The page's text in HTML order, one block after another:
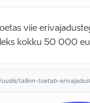
viie
kokku 50 000
tallinn-toetab-